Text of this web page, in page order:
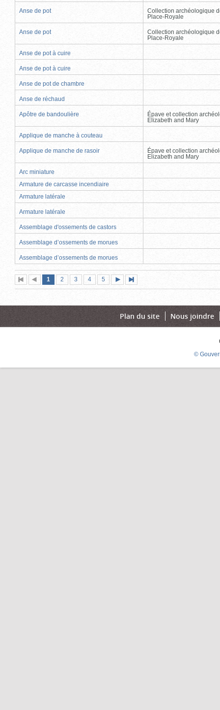
Anse de pot
Collection archéologique
Place-Royale
Anse de pot
Collection archéologique
Place-Royale
Anse de pot à cuire
Anse de pot à cuire
Anse de pot de chambre
Anse de réchaud
Apôtre de bandoulière
Épave et collection
Elizabeth and Mary
Applique de manche à couteau
Applique de manche de rasoir
Épave et collection
Elizabeth and Mary
Arc miniature
Armature de carcasse incendiaire
Armature latérale
Armature latérale
Assemblage d'ossements de castors
Assemblage d’ossements de morues
Assemblage d’ossements de morues
Première
page
Page
précédente
Page
1 (page
actuelle)
Page
2 Page
3 Page
4 Page
5
suivante
page
Plan du site Nous joindre
©